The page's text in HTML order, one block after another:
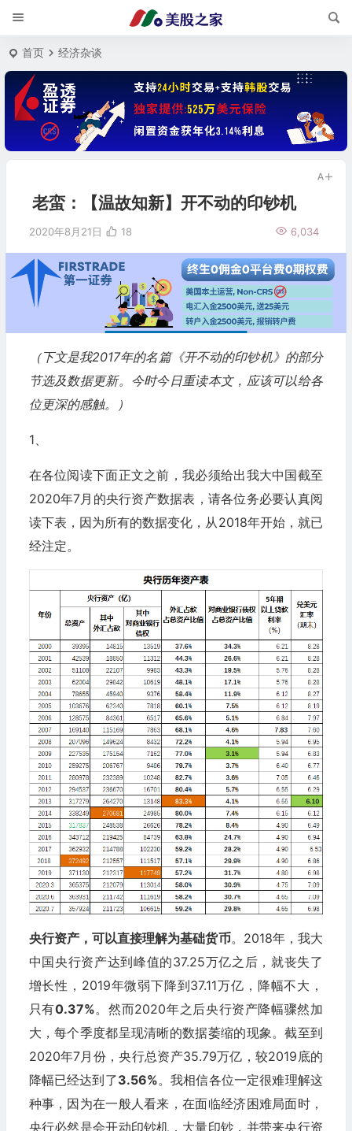
首页 经济杂谈
老蛮：【温故知新】开不动的印钞机
2020年8月21日 6,034
18
（下文是我2017年的名篇《开不动的印钞机》的部分
节选及数据更新。今时今日重读本文，应该可以给各
位更深的感触。）
1、
在各位阅读下面正文之前，我必须给出我大中国截至
2020年7月的央行资产数据表，请各位务必要认真阅
读下表，因为所有的数据变化，从2018年开始，就已
经注定。
央行资产，可以直接理解为基础货币。2018年，我大
中国央行资产达到峰值的37.25万亿之后，就丧失了
增长性，2019年微弱下降到37.11万亿，降幅不大，
只有0.37%。然而2020年之后央行资产降幅骤然加
大，每个季度都呈现清晰的数据萎缩的现象。截至到
2020年7月份，央行总资产35.79万亿，较2019底的
降幅已经达到了3.56%。我相信各位一定很难理解这
种事，因为在一般人看来，在面临经济困难局面时，
央行必然是会开动印钞机，大量印钞，并带来央行资